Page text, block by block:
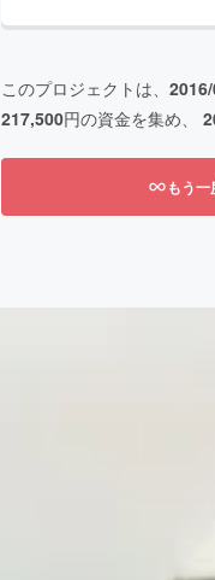
このプロジェクトは、
217,500円の資金を集め、
もう